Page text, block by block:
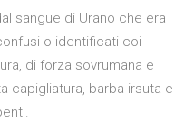
sangue di Urano che era
o identificati coi
di forza sovrumana e
capigliatura, barba irsuta e